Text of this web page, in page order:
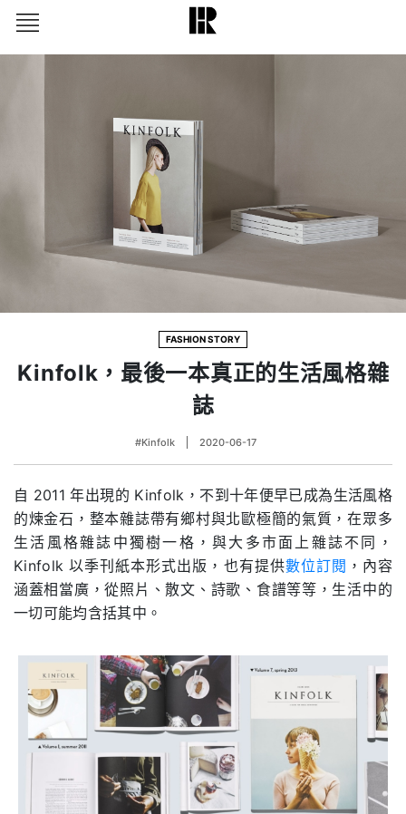
FASHION STORY
Kinfolk，最後一本真正的生活風格雜
誌
#Kinfolk 2020-06-17
自 2011 年出現的 Kinfolk，不到十年便早已成為生活風格
的煉金石，整本雜誌帶有鄉村與北歐極簡的氣質，在眾多
生活風格雜誌中獨樹一格，與大多市面上雜誌不同，
Kinfolk 以季刊紙本形式出版，也有提供數位訂閱 ，內容
涵蓋相當廣，從照片、散文、詩歌、食譜等等，生活中的
一切可能均含括其中。